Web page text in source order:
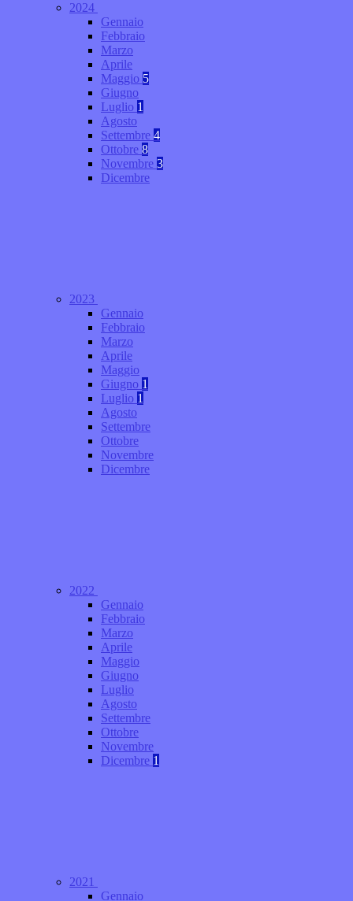
2024
Gennaio
Febbraio
Marzo
Aprile
Maggio 5
Giugno
Luglio 1
Agosto
Settembre 4
Ottobre 8
Novembre 3
Dicembre
2023
Gennaio
Febbraio
Marzo
Aprile
Maggio
Giugno 1
Luglio 1
Agosto
Settembre
Ottobre
Novembre
Dicembre
2022
Gennaio
Febbraio
Marzo
Aprile
Maggio
Giugno
Luglio
Agosto
Settembre
Ottobre
Novembre
Dicembre 1
2021
Gennaio